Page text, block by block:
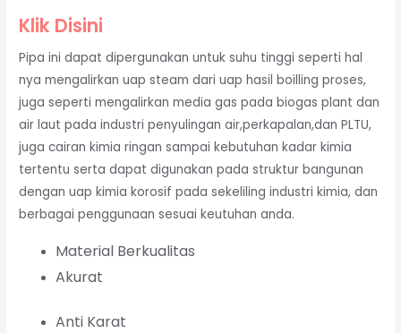
Klik Disini
Pipa ini dapat dipergunakan untuk suhu tinggi seperti hal
nya mengalirkan uap steam dari uap hasil boilling proses,
juga seperti mengalirkan media gas pada biogas plant dan
air laut pada industri penyulingan air,perkapalan,dan PLTU,
juga cairan kimia ringan sampai kebutuhan kadar kimia
tertentu serta dapat digunakan pada struktur bangunan
dengan uap kimia korosif pada sekeliling industri kimia, dan
berbagai penggunaan sesuai keutuhan anda.
Material Berkualitas
Akurat
Anti Karat